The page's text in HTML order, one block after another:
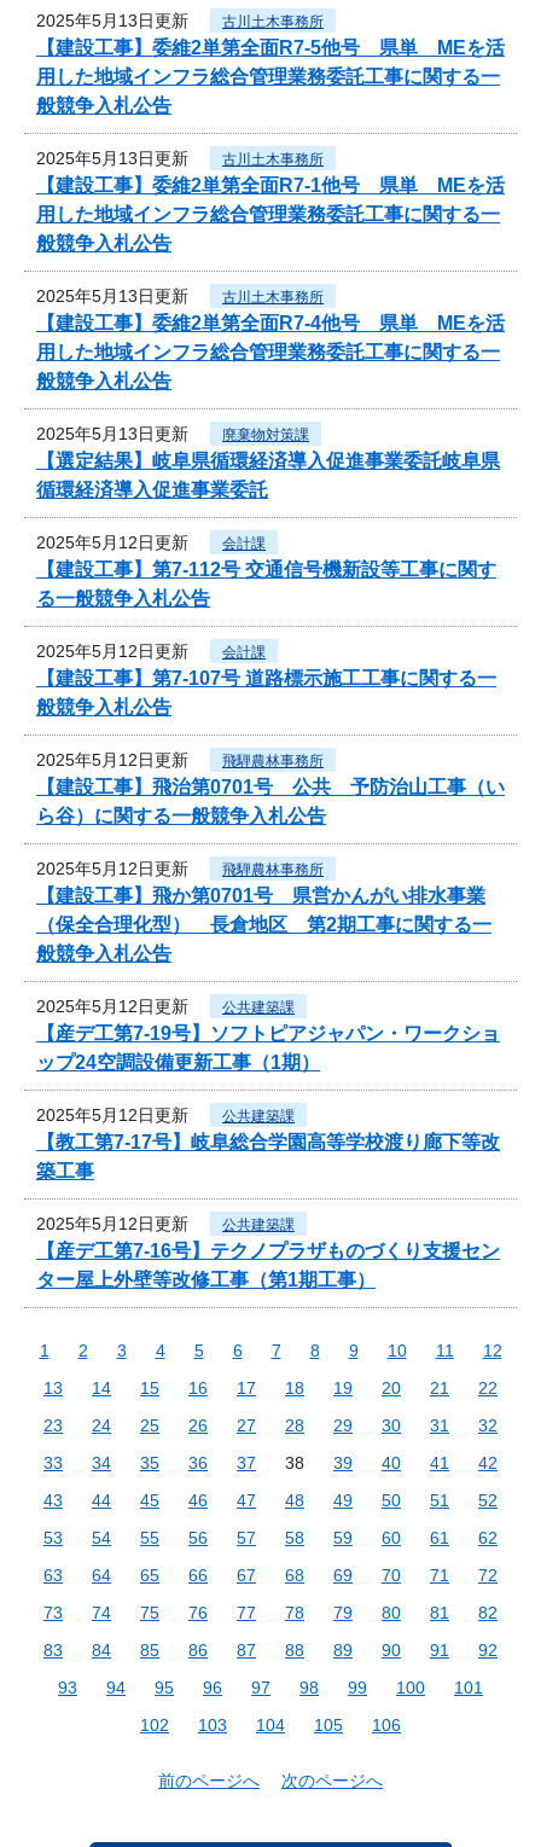
2025年5月13日更新 古川土木事務所
【建設工事】委維2単第全面R7-5他号 県単 MEを活
用した地域インフラ総合管理業務委託工事に関する一
般競争入札公告
2025年5月13日更新 古川土木事務所
【建設工事】委維2単第全面R7-1他号 県単 MEを活
用した地域インフラ総合管理業務委託工事に関する一
般競争入札公告
2025年5月13日更新 古川土木事務所
【建設工事】委維2単第全面R7-4他号 県単 MEを活
用した地域インフラ総合管理業務委託工事に関する一
般競争入札公告
2025年5月13日更新 廃棄物対策課
【選定結果】岐阜県循環経済導入促進事業委託岐阜県
循環経済導入促進事業委託
2025年5月12日更新 会計課
【建設工事】第7-112号 交通信号機新設等工事に関す
る一般競争入札公告
2025年5月12日更新 会計課
【建設工事】第7-107号 道路標示施工工事に関する一
般競争入札公告
2025年5月12日更新 飛騨農林事務所
【建設工事】飛治第0701号 公共 予防治山工事（い
ら谷）に関する一般競争入札公告
2025年5月12日更新 飛騨農林事務所
【建設工事】飛か第0701号 県営かんがい排水事業
（保全合理化型） 長倉地区 第2期工事に関する一
般競争入札公告
2025年5月12日更新 公共建築課
【産デ工第7-19号】ソフトピアジャパン・ワークショ
ップ24空調設備更新工事（1期）
2025年5月12日更新 公共建築課
【教工第7-17号】岐阜総合学園高等学校渡り廊下等改
築工事
2025年5月12日更新 公共建築課
【産デ工第7-16号】テクノプラザものづくり支援セン
ター屋上外壁等改修工事（第1期工事）
1 2 3 4 5 6 7 8 9 10 11
12
13
14 15 16 17 18 19 20 21
22
23
24 25 26 27 28 29 30 31
32
33
34 35 36 37 38 39 40 41
42
43
44 45 46 47 48 49 50 51
52
53
54 55 56 57 58 59 60 61
62
63
64 65 66 67 68 69 70 71
72
73
74 75 76 77 78 79 80 81
82
83
84 85 86 87 88 89 90 91
92
93
94 95 96 97 98 99 100
101
102
103 104 105 106
前のページへ 次のページへ